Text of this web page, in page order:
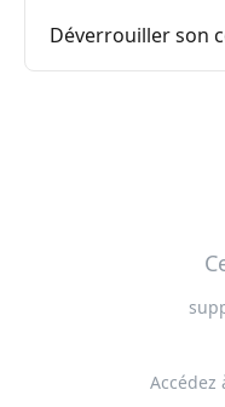
Déverrouiller son
Accédez